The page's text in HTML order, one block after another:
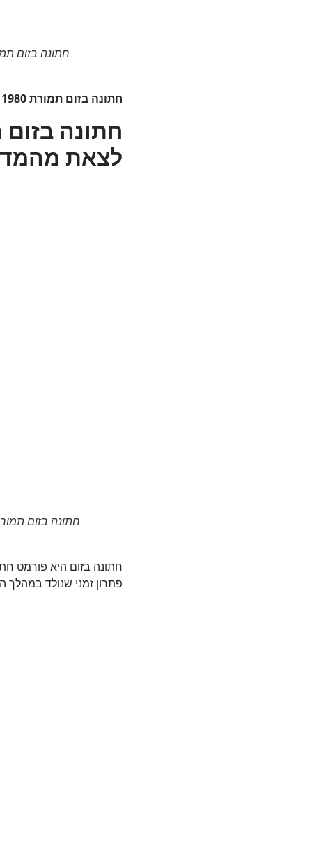
חתונה בזום תמורת 1980 שקלים אונליין דרך יוטה מבלי לצאת מהמדינה
לצאת
חתונה בזום היא פורמט
פתרון זמני שנולד במהלך